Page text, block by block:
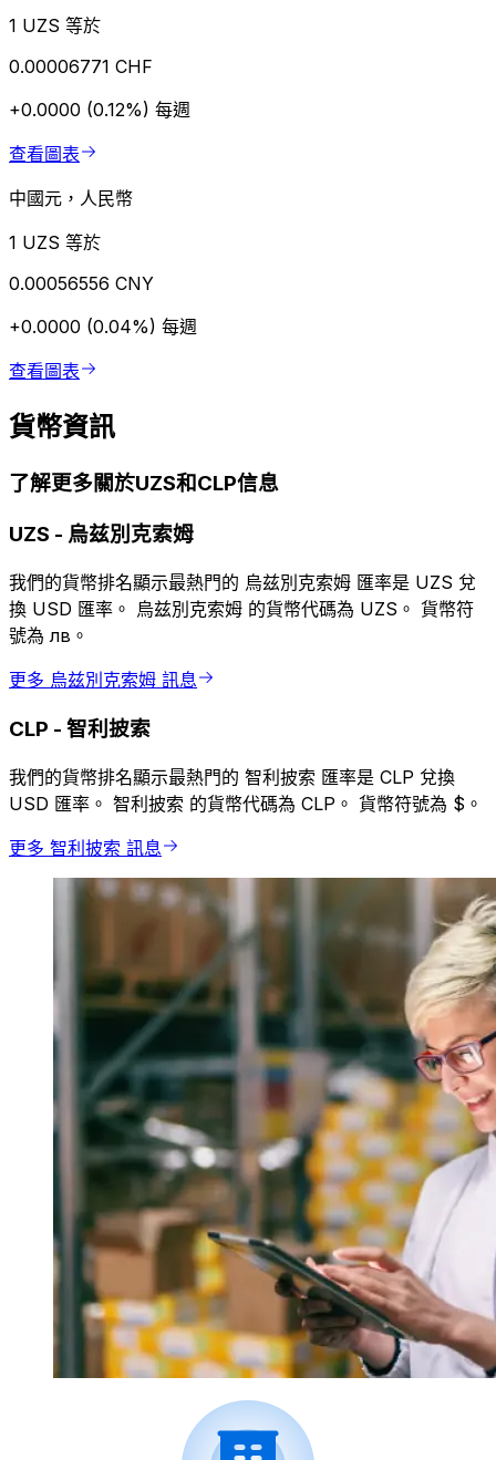
1 UZS 等於
0.00006771 CHF
+0.0000 (0.12%) 每週
查看圖表
中國元，人民幣
1 UZS 等於
0.00056556 CNY
+0.0000 (0.04%) 每週
查看圖表
貨幣資訊
了解更多關於UZS和CLP信息
UZS - 烏兹別克索姆
我們的貨幣排名顯示最熱門的 烏兹別克索姆 匯率是 UZS 兌
換 USD 匯率。 烏兹別克索姆 的貨幣代碼為 UZS。 貨幣符
號為 лв。
更多 烏兹別克索姆 訊息
CLP - 智利披索
我們的貨幣排名顯示最熱門的 智利披索 匯率是 CLP 兌換
USD 匯率。 智利披索 的貨幣代碼為 CLP。 貨幣符號為 $。
更多 智利披索 訊息